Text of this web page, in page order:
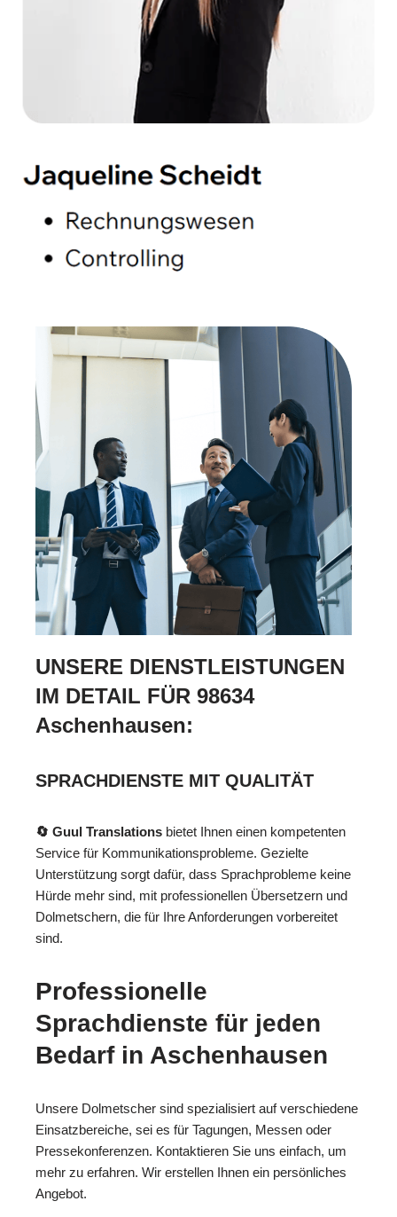
UNSERE DIENSTLEISTUNGEN
IM DETAIL FÜR 98634
Aschenhausen:
SPRACHDIENSTE MIT QUALITÄT
🔄 Guul Translations bietet Ihnen einen kompetenten
Service für Kommunikationsprobleme. Gezielte
Unterstützung sorgt dafür, dass Sprachprobleme keine
Hürde mehr sind, mit professionellen Übersetzern und
Dolmetschern, die für Ihre Anforderungen vorbereitet
sind.
Professionelle
Sprachdienste für jeden
Bedarf in Aschenhausen
Unsere Dolmetscher sind spezialisiert auf verschiedene
Einsatzbereiche, sei es für Tagungen, Messen oder
Pressekonferenzen. Kontaktieren Sie uns einfach, um
mehr zu erfahren. Wir erstellen Ihnen ein persönliches
Angebot.